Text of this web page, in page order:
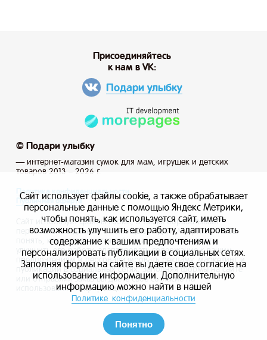
© Подари улыбку
— интернет-магазин сумок для мам, игрушек и детских
товаров 2013 – 2026 г.
Присоединяйтесь
к нам в VK:
Подари улыбку
Политика конфиденциальности
Публичная оферта
Сайт использует файлы cookie, а также обрабатывает
персональные данные с помощью Яндекс Метрики, чтобы
понять, как используется сайт, и иметь возможность
улучшить его работу, адаптировать содержание к вашим
предпочтениям и персонализировать рекламу, маркетинг и
публикации в социальных сетях. Заполняя формы на сайте
или отправляя заказ вы даете свое согласие на
использование информации.
Сайт использует файлы cookie, а также обрабатывает
персональные данные с помощью Яндекс Метрики,
чтобы понять, как используется сайт, иметь
возможность улучшить его работу, адаптировать
содержание к вашим предпочтениям и
персонализировать публикации в социальных сетях.
Заполняя формы на сайте вы даете свое согласие на
использование информации. Дополнительную
информацию можно найти в нашей
Политике конфиденциальности
Понятно